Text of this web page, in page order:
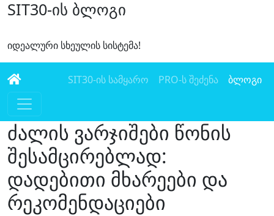
SIT30-ის ბლოგი
იდეალური სხეულის სისტემა!
SIT30-ის სამყარო PRO-ს შეძენა ბლოგი
ძალის ვარჯიშები წონის
შესამცირებლად:
დადებითი მხარეები და
რეკომენდაციები